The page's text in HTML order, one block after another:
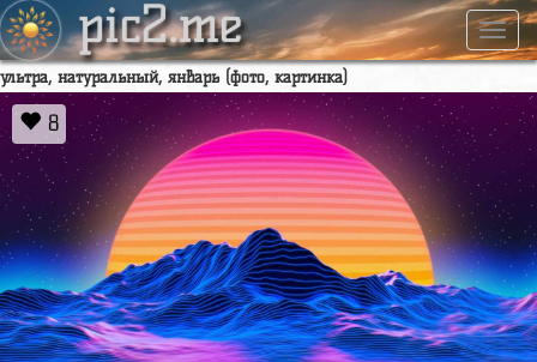
pic2.me
ультра, натуральный, январь (фото, картинка)
8